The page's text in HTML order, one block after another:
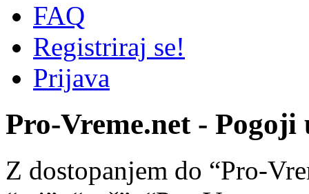
FAQ
Registriraj se!
Prijava
Pro-Vreme.net - Pogoji
Z dostopanjem do “Pro-